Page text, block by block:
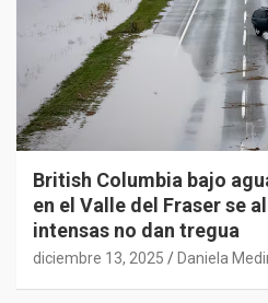
British Columbia bajo
en el Valle del Fraser se
intensas no dan tregua
diciembre 13, 2025 Daniela